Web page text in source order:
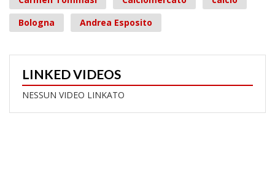
Bologna
Andrea Esposito
LINKED VIDEOS
NESSUN VIDEO LINKATO